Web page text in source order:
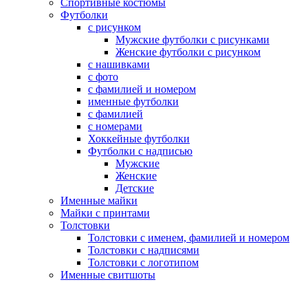
Спортивные костюмы
Футболки
с рисунком
Мужские футболки с рисунками
Женские футболки с рисунком
с нашивками
с фото
с фамилией и номером
именные футболки
с фамилией
с номерами
Хоккейные футболки
Футболки с надписью
Мужские
Женские
Детские
Именные майки
Майки с принтами
Толстовки
Толстовки с именем, фамилией и номером
Толстовки с надписями
Толстовки с логотипом
Именные свитшоты